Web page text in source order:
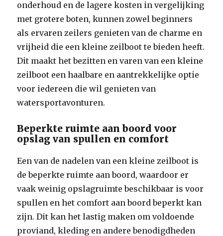
onderhoud en de lagere kosten in vergelijking
met grotere boten, kunnen zowel beginners
als ervaren zeilers genieten van de charme en
vrijheid die een kleine zeilboot te bieden heeft.
Dit maakt het bezitten en varen van een kleine
zeilboot een haalbare en aantrekkelijke optie
voor iedereen die wil genieten van
watersportavonturen.
Beperkte ruimte aan boord voor
opslag van spullen en comfort
Een van de nadelen van een kleine zeilboot is
de beperkte ruimte aan boord, waardoor er
vaak weinig opslagruimte beschikbaar is voor
spullen en het comfort aan boord beperkt kan
zijn. Dit kan het lastig maken om voldoende
proviand, kleding en andere benodigdheden